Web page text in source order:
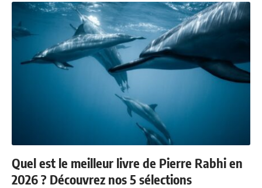
Quel est le meilleur livre de Pierre Rabhi en
2026 ? Découvrez nos 5 sélections